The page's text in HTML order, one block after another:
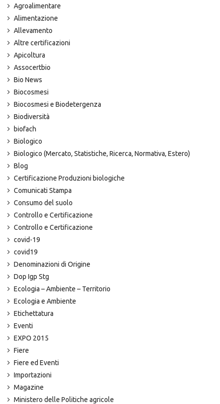
Agroalimentare
Alimentazione
Allevamento
Altre certificazioni
Apicoltura
Assocertbio
Bio News
Biocosmesi
Biocosmesi e Biodetergenza
Biodiversità
biofach
Biologico
Biologico (Mercato, Statistiche, Ricerca, Normativa, Estero)
Blog
Certificazione Produzioni biologiche
Comunicati Stampa
Consumo del suolo
Controllo e Certificazione
Controllo e Certificazione
covid-19
covid19
Denominazioni di Origine
Dop Igp Stg
Ecologia – Ambiente – Territorio
Ecologia e Ambiente
Etichettatura
Eventi
EXPO 2015
Fiere
Fiere ed Eventi
Importazioni
Magazine
Ministero delle Politiche agricole